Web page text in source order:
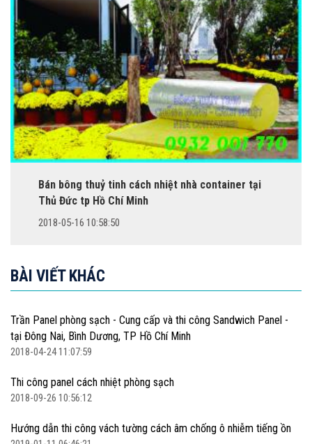
Bán bông thuỷ tinh cách nhiệt nhà container tại
Thủ Đức tp Hồ Chí Minh
2018-05-16 10:58:50
BÀI VIẾT KHÁC
Trần Panel phòng sạch - Cung cấp và thi công Sandwich Panel -
tại Đông Nai, Bình Dương, TP Hồ Chí Minh
2018-04-24 11:07:59
Thi công panel cách nhiệt phòng sạch
2018-09-26 10:56:12
Hướng dẫn thi công vách tường cách âm chống ô nhiễm tiếng ồn